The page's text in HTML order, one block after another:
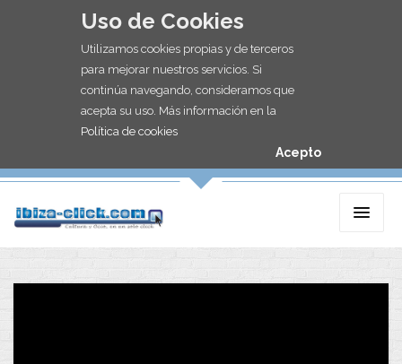
Uso de Cookies
Utilizamos cookies propias y de terceros
para mejorar nuestros servicios. Si
continúa navegando, consideramos que
acepta su uso. Más información en la
Política de cookies
Acepto